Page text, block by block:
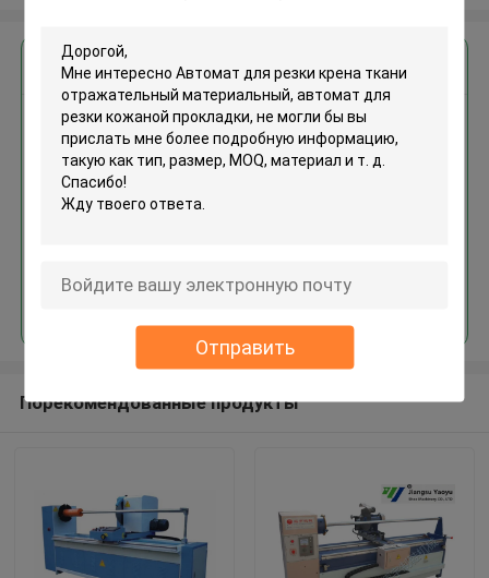
Отправить
Получить лучшую цену для
Автомат для резки крена
ткани отражательный
резки кожаной прокладки
Продолжать
Порекомендованные продукты